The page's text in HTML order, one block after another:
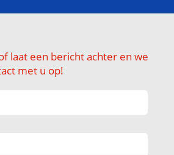
laat een bericht achter en we
met u op!